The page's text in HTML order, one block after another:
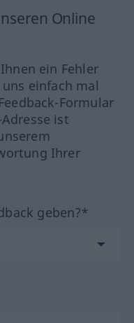
Online
ein Fehler
einfach mal
Formular
ist
Ihrer
geben?*